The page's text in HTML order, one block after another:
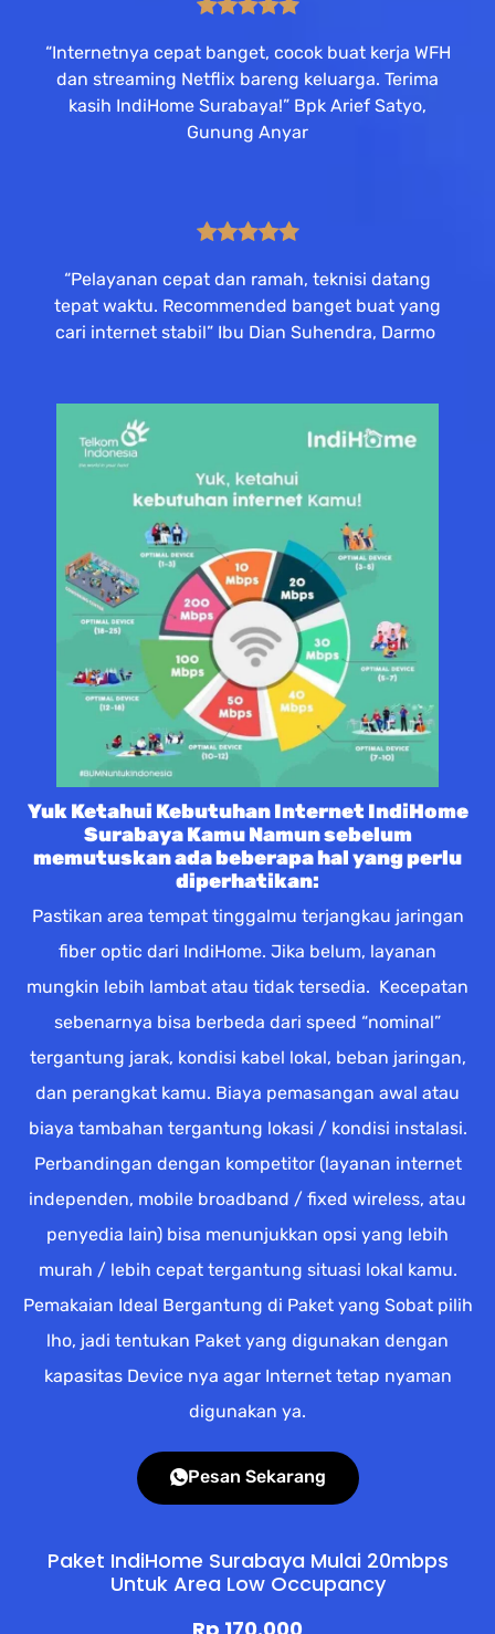
“Internetnya cepat banget, cocok buat kerja WFH
dan streaming Netflix bareng keluarga. Terima
kasih IndiHome Surabaya!” Bpk Arief Satyo,
Gunung Anyar
“Pelayanan cepat dan ramah, teknisi datang
tepat waktu. Recommended banget buat yang
cari internet stabil” Ibu Dian Suhendra, Darmo
Yuk Ketahui Kebutuhan Internet IndiHome
Surabaya Kamu Namun sebelum
memutuskan ada beberapa hal yang perlu
diperhatikan:
Pastikan area tempat tinggalmu terjangkau jaringan
fiber optic dari IndiHome. Jika belum, layanan
mungkin lebih lambat atau tidak tersedia. Kecepatan
sebenarnya bisa berbeda dari speed “nominal”
tergantung jarak, kondisi kabel lokal, beban jaringan,
dan perangkat kamu. Biaya pemasangan awal atau
biaya tambahan tergantung lokasi / kondisi instalasi.
Perbandingan dengan kompetitor (layanan internet
independen, mobile broadband / fixed wireless, atau
penyedia lain) bisa menunjukkan opsi yang lebih
murah / lebih cepat tergantung situasi lokal kamu.
Pemakaian Ideal Bergantung di Paket yang Sobat pilih
lho, jadi tentukan Paket yang digunakan dengan
kapasitas Device nya agar Internet tetap nyaman
digunakan ya.
Pesan Sekarang
Paket IndiHome Surabaya Mulai 20mbps
Untuk Area Low Occupancy